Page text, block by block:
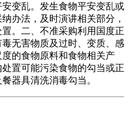
变乱。发生食物平安变乱或
办法，及时演讲相关部分，
。二、不准采购利用国度正
无害物质及过时、变质、感
的食物原料和食物相关产
置可能污染食物的勾当或正
器具清洗消毒勾当。